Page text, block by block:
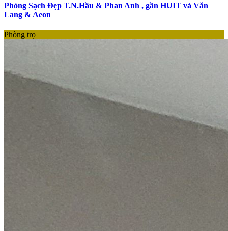
Phòng Sạch Đẹp T.N.Hầu & Phan Anh , gần HUIT và Văn
Lang & Aeon
Phòng trọ